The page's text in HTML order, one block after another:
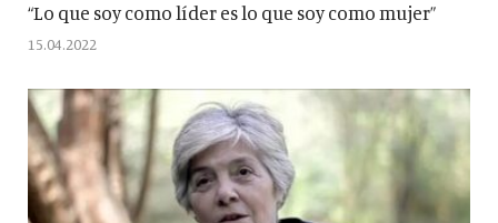
“Lo que soy como líder es lo que soy como mujer”
15.04.2022